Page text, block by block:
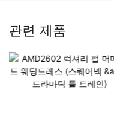
관련 제품